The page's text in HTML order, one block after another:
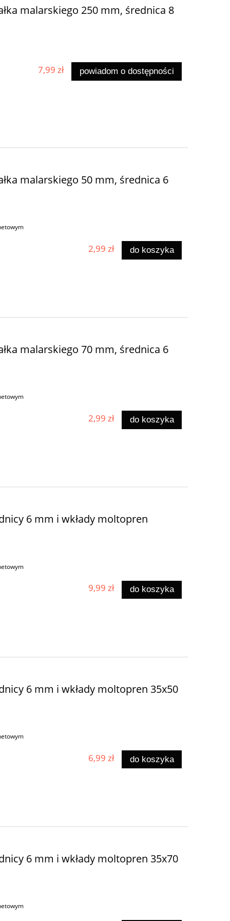
malarskiego 250 mm, średnica 8
7,99 zł powiadom o dostępności
malarskiego 50 mm, średnica 6
2,99 zł do koszyka
malarskiego 70 mm, średnica 6
2,99 zł do koszyka
6 mm i wkłady moltopren
9,99 zł do koszyka
6 mm i wkłady moltopren 35x50
6,99 zł do koszyka
6 mm i wkłady moltopren 35x70